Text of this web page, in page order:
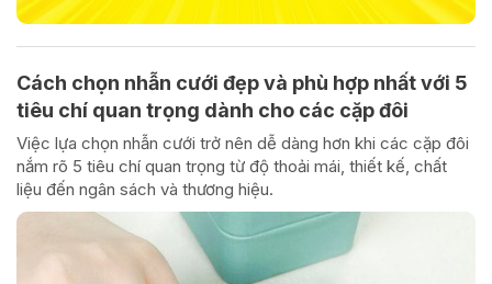
Cách chọn nhẫn cưới đẹp và phù hợp nhất với 5
tiêu chí quan trọng dành cho các cặp đôi
Việc lựa chọn nhẫn cưới trở nên dễ dàng hơn khi các cặp đôi
nắm rõ 5 tiêu chí quan trọng từ độ thoải mái, thiết kế, chất
liệu đến ngân sách và thương hiệu.